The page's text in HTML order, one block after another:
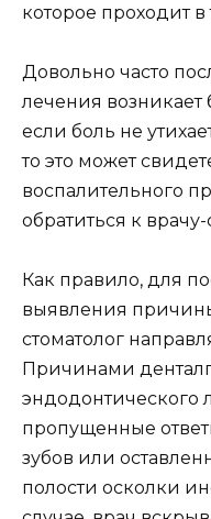
которое проходит
Довольно часто
лечения
если боль не
то это может
воспалительного
обратиться к
Как правило, для
выявления
стоматолог
Причинами
эндодонтического
пропущенные
зубов или
полости осколки